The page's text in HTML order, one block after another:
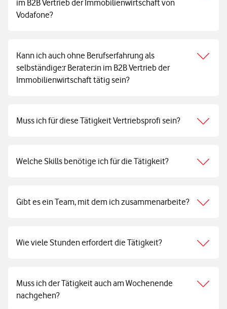
im B2B Vertrieb der Immobilienwirtschaft von
Vodafone?
Kann ich auch ohne Berufserfahrung als
selbständige:r Berater:in im B2B Vertrieb der
Immobilienwirtschaft tätig sein?
Muss ich für diese Tätigkeit Vertriebsprofi sein?
Welche Skills benötige ich für die Tätigkeit?
Gibt es ein Team, mit dem ich zusammenarbeite?
Wie viele Stunden erfordert die Tätigkeit?
Muss ich der Tätigkeit auch am Wochenende
nachgehen?